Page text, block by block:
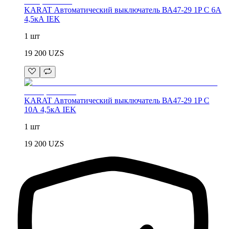
KARAT Автоматический выключатель ВА47-29 1P C 6А
4,5кА IEK
1 шт
19 200 UZS
KARAT Автоматический выключатель ВА47-29 1P C
10А 4,5кА IEK
1 шт
19 200 UZS